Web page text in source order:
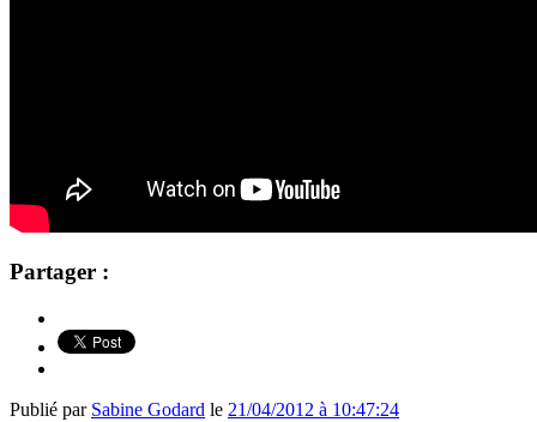
Partager :
Publié par Sabine Godard le 21/04/2012 à 10:47:24